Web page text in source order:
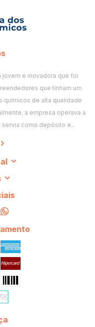
jovem e inovadora que foi
que tinham um
químicos de alta qualidade
a empresa operava a
servia como depósito e...